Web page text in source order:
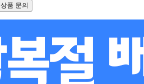
상품 문의